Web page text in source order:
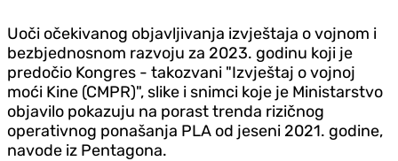
Uoči očekivanog objavljivanja izvještaja o vojnom i
bezbjednosnom razvoju za 2023. godinu koji je
predočio Kongres - takozvani "Izvještaj o vojnoj
moći Kine (CMPR)", slike i snimci koje je Ministarstvo
objavilo pokazuju na porast trenda rizičnog
operativnog ponašanja PLA od jeseni 2021. godine,
navode iz Pentagona.